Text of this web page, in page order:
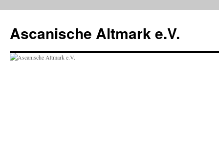
springen
Ascanische Altmark e.V.